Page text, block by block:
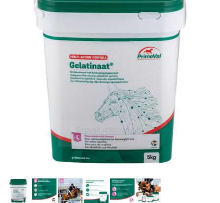
Doppelt antippen zum
vergrößern